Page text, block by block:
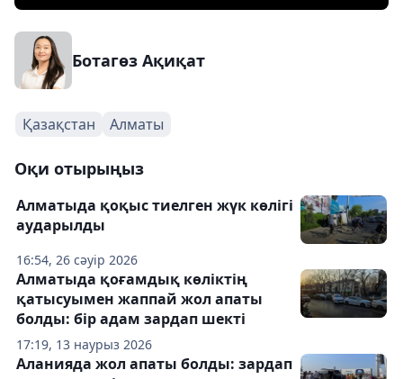
Ботагөз Ақиқат
Қазақстан Алматы
Оқи отырыңыз
16:54, 26 сәуір 2026
Алматыда қоқыс тиелген жүк көлігі
аударылды
17:19, 13 наурыз 2026
Алматыда қоғамдық көліктің
қатысуымен жаппай жол апаты
болды: бір адам зардап шекті
Аланияда жол апаты болды: зардап